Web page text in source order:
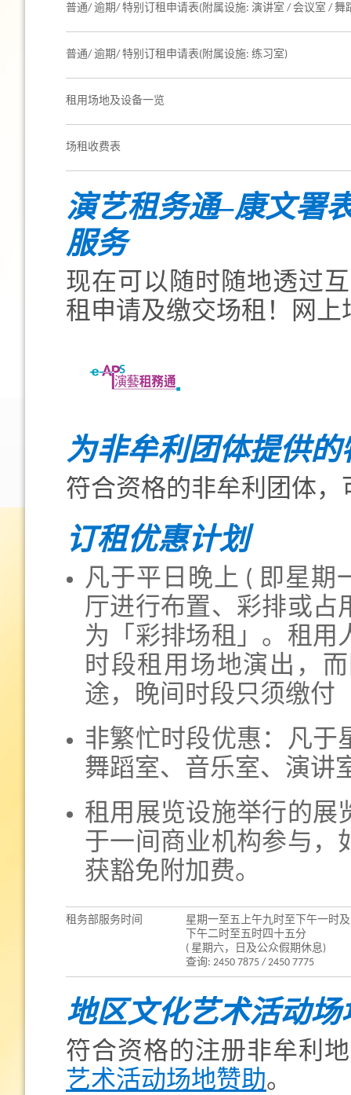
普通/ 逾期/ 特别订租申请表(附属设施: 演讲室 / 会议室 / 舞
普通/ 逾期/ 特别订租申请表(附属设施: 练习室)
租用场地及设备一览
场租收费表
演艺租务通–康文署
服务
现在可以随时随地透过
租申请及缴交场租！网
为非牟利团体提供
符合资格的非牟利团体，
订租优惠计划
凡于平日晚上 ( 即星期
厅进行布置、彩排或占
为「彩排场租」。租用
时段租用场地演出，
途，晚间时段只须缴付
非繁忙时段优惠：凡于
舞蹈室、音乐室、演讲
租用展览设施举行的展
于一间商业机构参与，
获豁免附加费。
租务部服务时间
星期一至五上午九时至下午一时及
下午二时至五时四十五分
( 星期六，日及公众假期休息)
查询: 2450 7875 / 2450 7775
地区文化艺术活动场
符合资格的注册非牟利
艺术活动场地赞助。